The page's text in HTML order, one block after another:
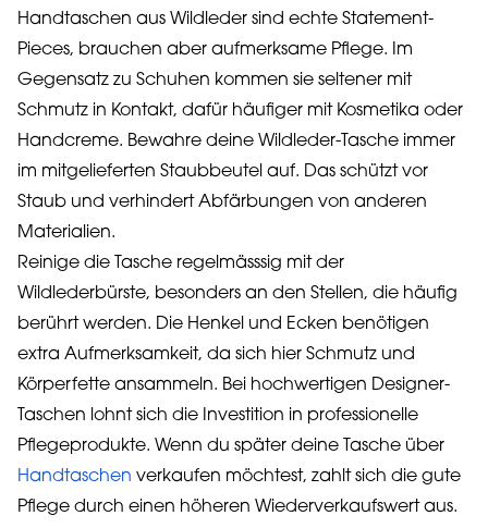
Handtaschen aus Wildleder sind echte Statement-
Pieces, brauchen aber aufmerksame Pflege. Im
Gegensatz zu Schuhen kommen sie seltener mit
Schmutz in Kontakt, dafür häufiger mit Kosmetika oder
Handcreme. Bewahre deine Wildleder-Tasche immer
im mitgelieferten Staubbeutel auf. Das schützt vor
Staub und verhindert Abfärbungen von anderen
Materialien.
Reinige die Tasche regelmässsig mit der
Wildlederbürste, besonders an den Stellen, die häufig
berührt werden. Die Henkel und Ecken benötigen
extra Aufmerksamkeit, da sich hier Schmutz und
Körperfette ansammeln. Bei hochwertigen Designer-
Taschen lohnt sich die Investition in professionelle
Pflegeprodukte. Wenn du später deine Tasche über
Handtaschen verkaufen möchtest, zahlt sich die gute
Pflege durch einen höheren Wiederverkaufswert aus.